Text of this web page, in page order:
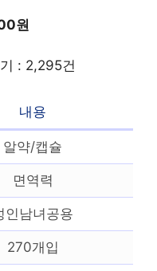
원
: 2,295건
내용
알약/캡슐
면역력
인남녀공용
270개입